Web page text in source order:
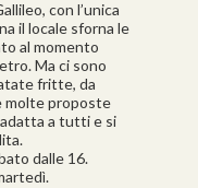
con l’unica
il locale sforna le
al momento
Ma ci sono
fritte, da
molte proposte
a tutti e si
dalle 16.